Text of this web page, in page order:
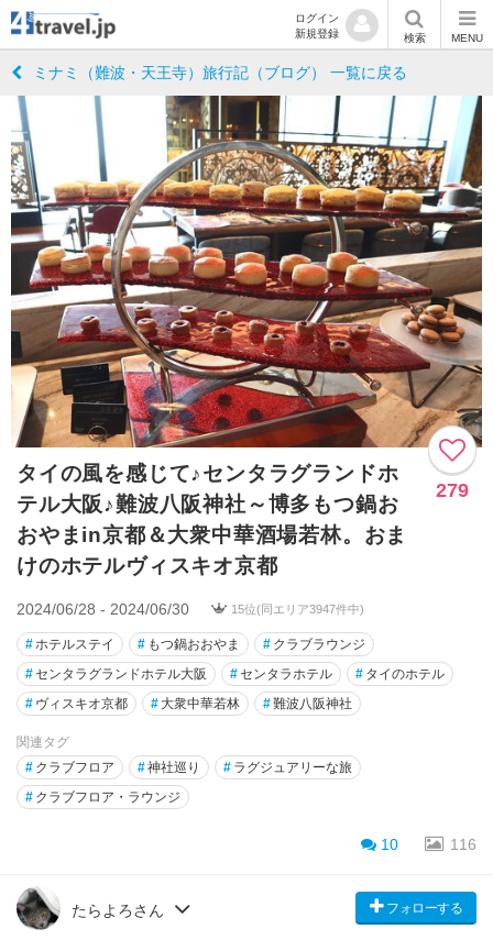
ログイン
新規登録
検索 MENU
ミナミ（難波・天王寺）旅行記（ブログ） 一覧に戻る
タイの風を感じて♪センタラグランドホ
テル大阪♪難波八阪神社～博多もつ鍋お
おやまin京都＆大衆中華酒場若林。おま
けのホテルヴィスキオ京都
279
2024/06/28 - 2024/06/30 15位(同エリア3947件中)
#ホテルステイ # もつ鍋おおやま # クラブラウンジ
#センタラグランドホテル大阪 #センタラホテル # タイのホテル
# ヴィスキオ京都 # 大衆中華若林 #難波八阪神社
関連タグ
# クラブフロア #神社巡り # ラグジュアリーな旅
# クラブフロア・ラウンジ
10 116
たらよろさん フォローする